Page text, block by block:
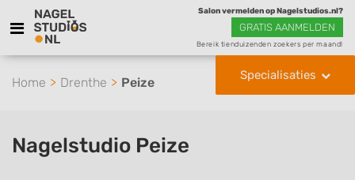
Salon vermelden op Nagelstudios.nl?
GRATIS AANMELDEN
Bereik tienduizenden zoekers per maand!
Specialisaties
Home Drenthe Peize
Nagelstudio Peize